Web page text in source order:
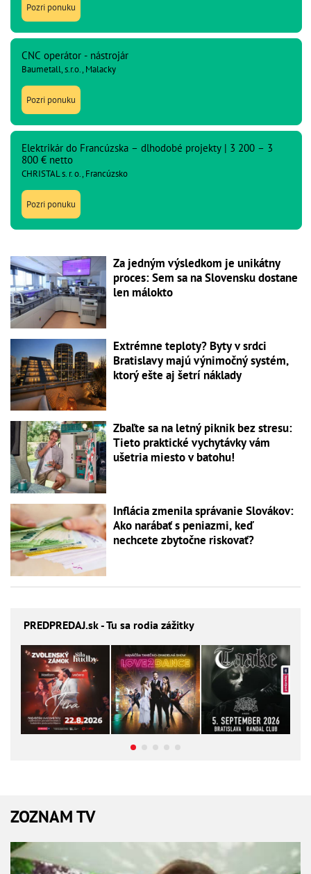
Pozri ponuku
CNC operátor - nástrojár
Baumetall, s.r.o., Malacky
Pozri ponuku
Elektrikár do Francúzska – dlhodobé projekty | 3 200 – 3
800 € netto
CHRISTAL s. r. o., Francúzsko
Pozri ponuku
Za jedným výsledkom je unikátny
proces: Sem sa na Slovensku dostane
len málokto
Extrémne teploty? Byty v srdci
Bratislavy majú výnimočný systém,
ktorý ešte aj šetrí náklady
Zbaľte sa na letný piknik bez stresu:
Tieto praktické vychytávky vám
ušetria miesto v batohu!
Inflácia zmenila správanie Slovákov:
Ako narábať s peniazmi, keď
nechcete zbytočne riskovať?
PREDPREDAJ.sk - Tu sa rodia zážitky
ZOZNAM TV